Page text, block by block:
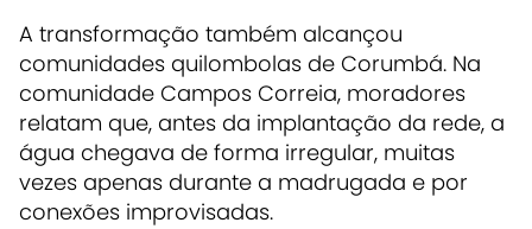
A transformação também alcançou
comunidades quilombolas de Corumbá. Na
comunidade Campos Correia, moradores
relatam que, antes da implantação da rede, a
água chegava de forma irregular, muitas
vezes apenas durante a madrugada e por
conexões improvisadas.